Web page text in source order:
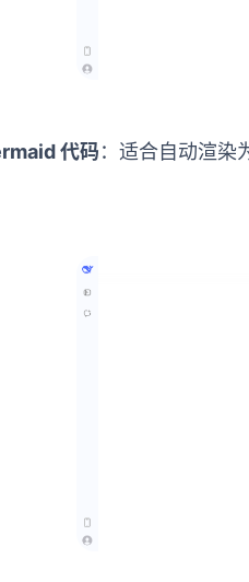
代码：适合自动渲染